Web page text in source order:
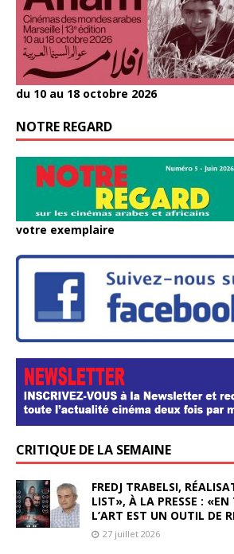
du 10 au 18 octobre 2026
NOTRE REGARD
votre exemplaire
CRITIQUE DE LA SEMAINE
FREDJ TRABELSI,
LIST», À LA PRESSE : «EN
L’ART EST UN OUTIL DE
27 juillet 2026